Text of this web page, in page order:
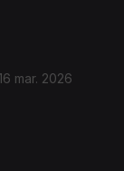
mar. 2026